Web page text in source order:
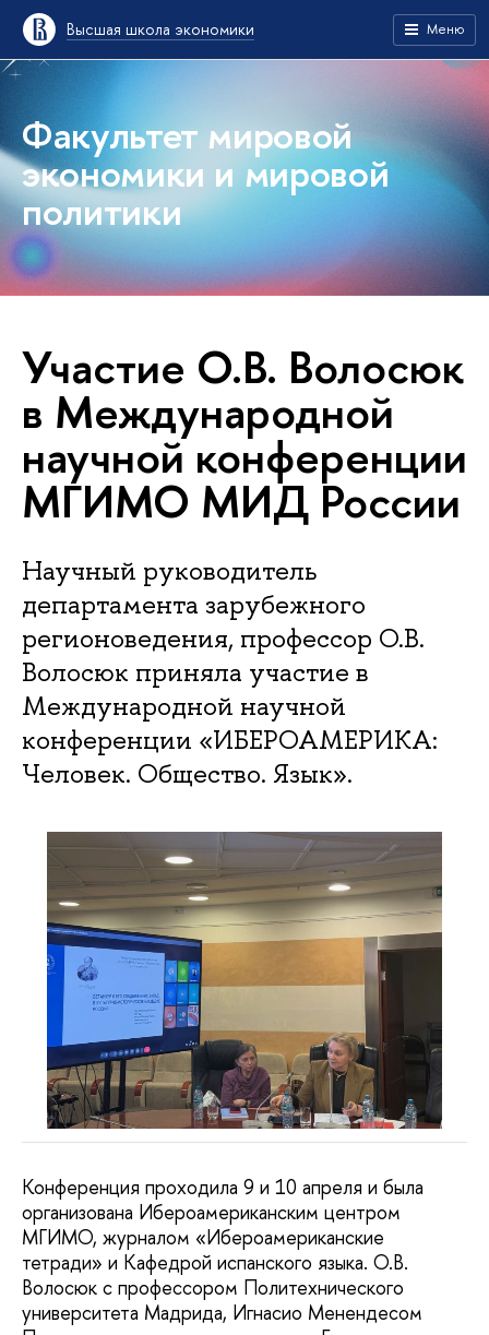
Высшая школа экономики Меню
Факультет мировой
экономики и мировой
политики
Участие О.В. Волосюк
в Международной
научной конференции
МГИМО МИД России
Научный руководитель
департамента зарубежного
регионоведения, профессор О.В.
Волосюк приняла участие в
Международной научной
конференции «ИБЕРОАМЕРИКА:
Человек. Общество. Язык».
Конференция проходила 9 и 10 апреля и была
организована Ибероамериканским центром
МГИМО, журналом «Ибероамериканские
тетради» и Кафедрой испанского языка. О.В.
Волосюк с профессором Политехнического
университета Мадрида, Игнасио Менендесом